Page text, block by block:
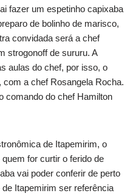
fazer um espetinho capixaba
de bolinho de marisco,
convidada será a chef
strogonoff de sururu. A
aulas do chef, por isso, o
a chef Rosangela Rocha.
comando do chef Hamilton
de Itapemirim, o
for curtir o ferido de
vai poder conferir de perto
Itapemirim ser referência